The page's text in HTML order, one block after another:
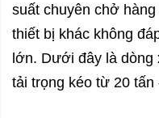
suất chuyên chở
thiết bị khác không
lớn. Dưới đây là dòng
tải trọng kéo từ 20 tấn